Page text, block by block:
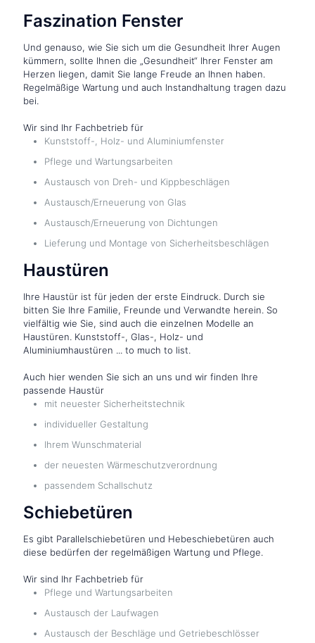
Faszination Fenster
Und genauso, wie Sie sich um die Gesundheit Ihrer Augen
kümmern, sollte Ihnen die „Gesundheit“ Ihrer Fenster am
Herzen liegen, damit Sie lange Freude an Ihnen haben.
Regelmäßige Wartung und auch Instandhaltung tragen dazu
bei.
Wir sind Ihr Fachbetrieb für
Kunststoff-, Holz- und Aluminiumfenster
Pflege und Wartungsarbeiten
Austausch von Dreh- und Kippbeschlägen
Austausch/Erneuerung von Glas
Austausch/Erneuerung von Dichtungen
Lieferung und Montage von Sicherheitsbeschlägen
Haustüren
Ihre Haustür ist für jeden der erste Eindruck. Durch sie
bitten Sie Ihre Familie, Freunde und Verwandte herein. So
vielfältig wie Sie, sind auch die einzelnen Modelle an
Haustüren. Kunststoff-, Glas-, Holz- und
Aluminiumhaustüren ... to much to list.
Auch hier wenden Sie sich an uns und wir finden Ihre
passende Haustür
mit neuester Sicherheitstechnik
individueller Gestaltung
Ihrem Wunschmaterial
der neuesten Wärmeschutzverordnung
passendem Schallschutz
Schiebetüren
Es gibt Parallelschiebetüren und Hebeschiebetüren auch
diese bedürfen der regelmäßigen Wartung und Pflege.
Wir sind Ihr Fachbetrieb für
Pflege und Wartungsarbeiten
Austausch der Laufwagen
Austausch der Beschläge und Getriebeschlösser